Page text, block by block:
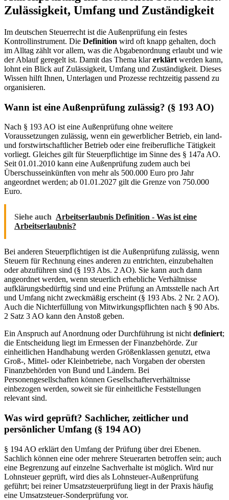
Zulässigkeit, Umfang und Zuständigkeit
Im deutschen Steuerrecht ist die Außenprüfung ein festes
Kontrollinstrument. Die Definition wird oft knapp gehalten, doch
im Alltag zählt vor allem, was die Abgabenordnung erlaubt und wie
der Ablauf geregelt ist. Damit das Thema klarerklärt werden kann,
lohnt ein Blick auf Zulässigkeit, Umfang und Zuständigkeit. Dieses
Wissen hilft Ihnen, Unterlagen und Prozesse rechtzeitig passend zu
organisieren.
Wann ist eine Außenprüfung zulässig? (§ 193 AO)
Nach § 193 AO ist eine Außenprüfung ohne weitere
Voraussetzungen zulässig, wenn ein gewerblicher Betrieb, ein land-
und forstwirtschaftlicher Betrieb oder eine freiberufliche Tätigkeit
vorliegt. Gleiches gilt für Steuerpflichtige im Sinne des § 147a AO.
Seit 01.01.2010 kann eine Außenprüfung zudem auch bei
Überschusseinkünften von mehr als 500.000 Euro pro Jahr
angeordnet werden; ab 01.01.2027 gilt die Grenze von 750.000
Euro.
Siehe auch Arbeitserlaubnis Definition - Was ist eine
Arbeitserlaubnis?
Bei anderen Steuerpflichtigen ist die Außenprüfung zulässig, wenn
Steuern für Rechnung eines anderen zu entrichten, einzubehalten
oder abzuführen sind (§ 193 Abs. 2 AO). Sie kann auch dann
angeordnet werden, wenn steuerlich erhebliche Verhältnisse
aufklärungsbedürftig sind und eine Prüfung an Amtsstelle nach Art
und Umfang nicht zweckmäßig erscheint (§ 193 Abs. 2 Nr. 2 AO).
Auch die Nichterfüllung von Mitwirkungspflichten nach § 90 Abs.
2 Satz 3 AO kann den Anstoß geben.
Ein Anspruch auf Anordnung oder Durchführung ist nicht definiert;
die Entscheidung liegt im Ermessen der Finanzbehörde. Zur
einheitlichen Handhabung werden Größenklassen genutzt, etwa
Groß-, Mittel- oder Kleinbetriebe, nach Vorgaben der obersten
Finanzbehörden von Bund und Ländern. Bei
Personengesellschaften können Gesellschafterverhältnisse
einbezogen werden, soweit sie für einheitliche Feststellungen
relevant sind.
Was wird geprüft? Sachlicher, zeitlicher und
persönlicher Umfang (§ 194 AO)
§ 194 AO erklärt den Umfang der Prüfung über drei Ebenen.
Sachlich können eine oder mehrere Steuerarten betroffen sein; auch
eine Begrenzung auf einzelne Sachverhalte ist möglich. Wird nur
Lohnsteuer geprüft, wird dies als Lohnsteuer-Außenprüfung
geführt; bei reiner Umsatzsteuerprüfung liegt in der Praxis häufig
eine Umsatzsteuer-Sonderprüfung vor.